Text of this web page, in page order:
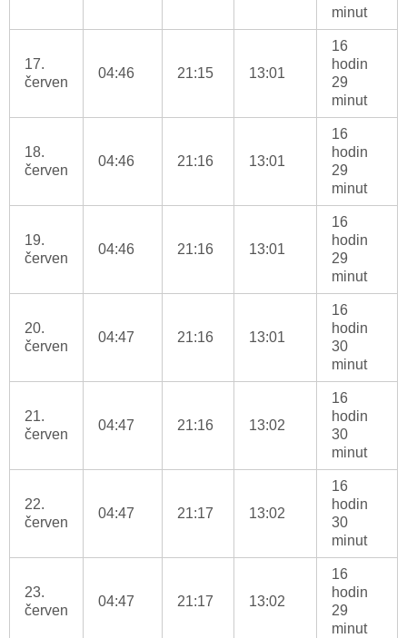
minut
17.
červen
04:46 21:15 13:01
16
hodin
29
minut
18.
červen
04:46 21:16 13:01
16
hodin
29
minut
19.
červen
04:46 21:16 13:01
16
hodin
29
minut
20.
červen
04:47 21:16 13:01
16
hodin
30
minut
21.
červen
04:47 21:16 13:02
16
hodin
30
minut
22.
červen
04:47 21:17 13:02
16
hodin
30
minut
23.
červen
04:47 21:17 13:02
16
hodin
29
minut